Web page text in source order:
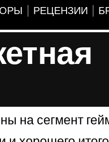
РЕЦЕНЗИИ
на сегмент